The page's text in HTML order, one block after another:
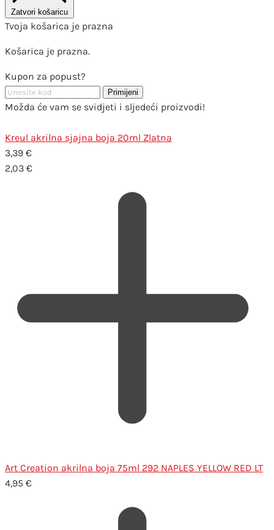
Zatvori košaricu
Tvoja košarica je prazna
Košarica je prazna.
Kupon za popust?
Primijeni
Možda će vam se svidjeti i sljedeći proizvodi!
Kreul akrilna sjajna boja 20ml Zlatna
3,39 €
2,03 €
Art Creation akrilna boja 75ml 292 NAPLES YELLOW RED LT
4,95 €